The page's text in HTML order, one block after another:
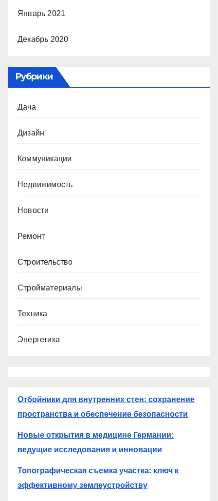
Январь 2021
Декабрь 2020
Рубрики
Дача
Дизайн
Коммуникации
Недвижимость
Новости
Ремонт
Строительство
Стройматериалы
Техника
Энергетика
Отбойники для внутренних стен: сохранение
пространства и обеспечение безопасности
Новые открытия в медицине Германии:
ведущие исследования и инновации
Топографическая съемка участка: ключ к
эффективному землеустройству